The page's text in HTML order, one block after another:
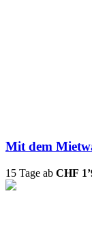
Mit dem
15 Tage ab CHF